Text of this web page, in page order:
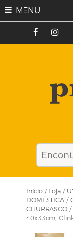
MENU
Início / Loja /
DOMÉSTICA /
CHURRASCO /
40x33cm,